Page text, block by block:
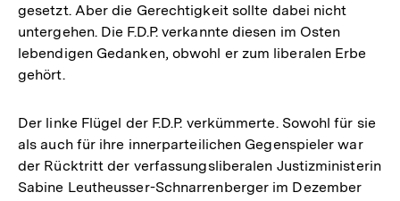
gesetzt. Aber die Gerechtigkeit sollte dabei nicht
untergehen. Die F.D.P. verkannte diesen im Osten
lebendigen Gedanken, obwohl er zum liberalen Erbe
gehört.
Der linke Flügel der F.D.P. verkümmerte. Sowohl für sie
als auch für ihre innerparteilichen Gegenspieler war
der Rücktritt der verfassungsliberalen Justizministerin
Sabine Leutheusser-Schnarrenberger im Dezember